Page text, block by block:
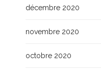
décembre 2020
novembre 2020
octobre 2020